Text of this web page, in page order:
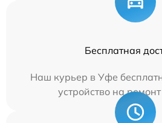
Бесплатная
Наш курьер в Уфе
устройство на